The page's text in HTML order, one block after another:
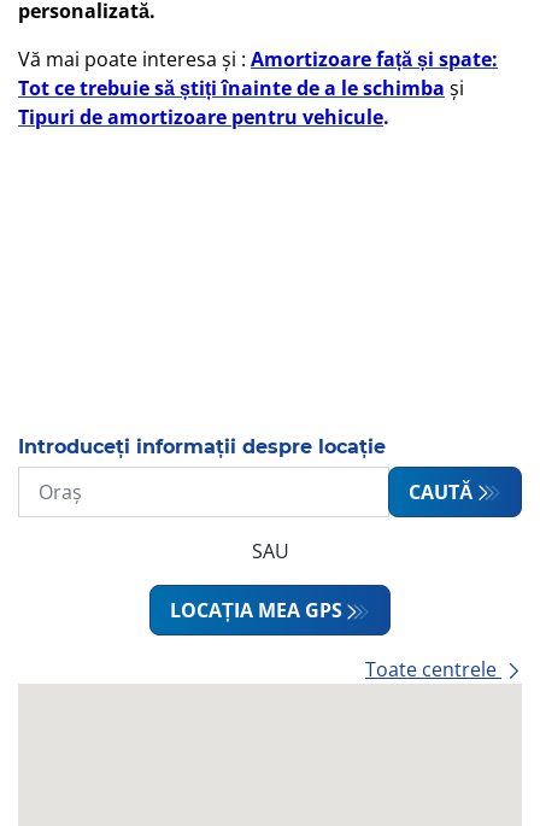
personalizată.
Vă mai poate interesa și : Amortizoare față și spate:
Tot ce trebuie să știți înainte de a le schimba și
Tipuri de amortizoare pentru vehicule.
Introduceți informații despre locație
CAUTĂ
SAU
LOCAȚIA MEA GPS
Toate centrele